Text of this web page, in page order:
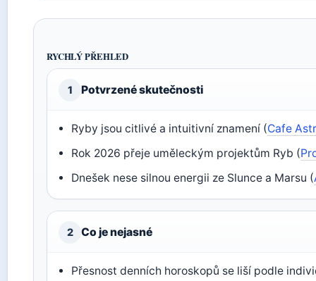
RYCHLÝ PŘEHLED
1 Potvrzené skutečnosti
Ryby jsou citlivé a intuitivní znamení (Cafe
Rok 2026 přeje uměleckým projektům Ryb (
Dnešek nese silnou energii ze Slunce a Marsu (
2 Co je nejasné
Přesnost denních horoskopů se liší podle